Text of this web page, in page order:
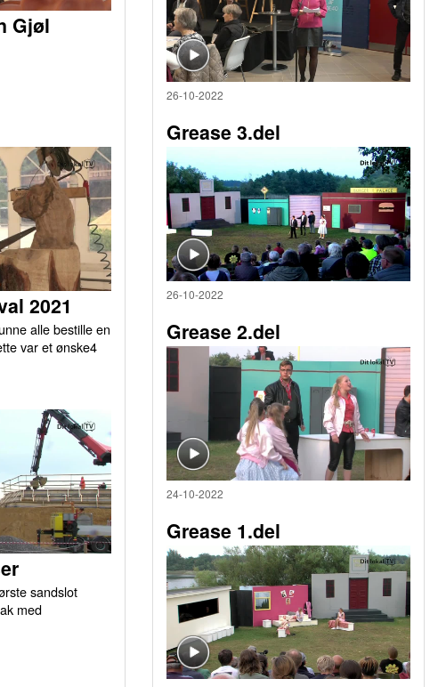
Gjøl
2021
alle bestille en
var et ønske4
sandslot
med
26-10-2022
Grease 3.del
26-10-2022
Grease 2.del
24-10-2022
Grease 1.del